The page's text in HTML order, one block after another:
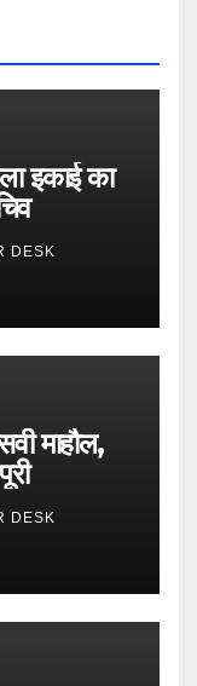
इकाई का
DESK
माहौल,
DESK